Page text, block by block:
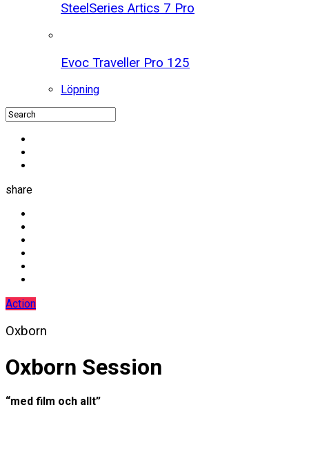
SteelSeries Artics 7 Pro
Evoc Traveller Pro 125
Löpning
share
Action
Oxborn
Oxborn Session
“med film och allt”